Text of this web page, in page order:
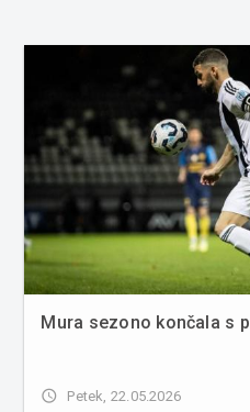
Mura sezono končala s
access_time Petek, 22.05.2026